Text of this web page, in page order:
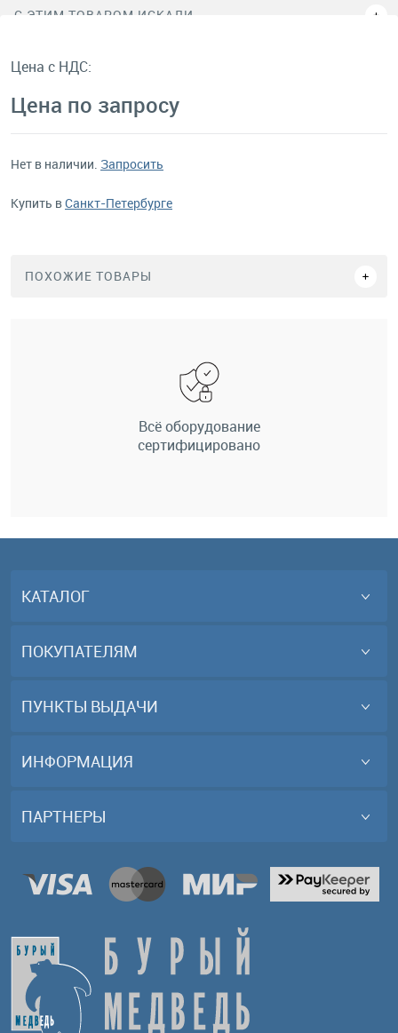
C ЭТИМ ТОВАРОМ ИСКАЛИ
Цена с НДС:
Цена по запросу
Нет в наличии. Запросить
Купить вСанкт-Петербурге
ПОХОЖИЕ ТОВАРЫ
Всё оборудование
сертифицировано
КАТАЛОГ
ПОКУПАТЕЛЯМ
ПУНКТЫ ВЫДАЧИ
ИНФОРМАЦИЯ
ПАРТНЕРЫ